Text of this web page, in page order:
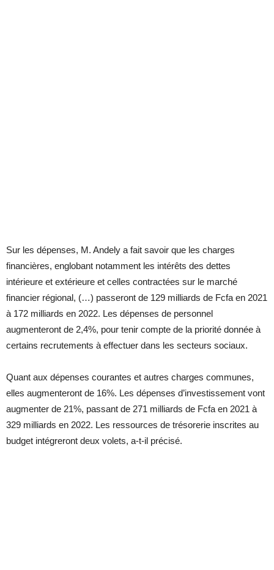
Sur les dépenses, M. Andely a fait savoir que les charges
financières, englobant notamment les intérêts des dettes
intérieure et extérieure et celles contractées sur le marché
financier régional, (…) passeront de 129 milliards de Fcfa en 2021
à 172 milliards en 2022. Les dépenses de personnel
augmenteront de 2,4%, pour tenir compte de la priorité donnée à
certains recrutements à effectuer dans les secteurs sociaux.
Quant aux dépenses courantes et autres charges communes,
elles augmenteront de 16%. Les dépenses d’investissement vont
augmenter de 21%, passant de 271 milliards de Fcfa en 2021 à
329 milliards en 2022. Les ressources de trésorerie inscrites au
budget intégreront deux volets, a-t-il précisé.